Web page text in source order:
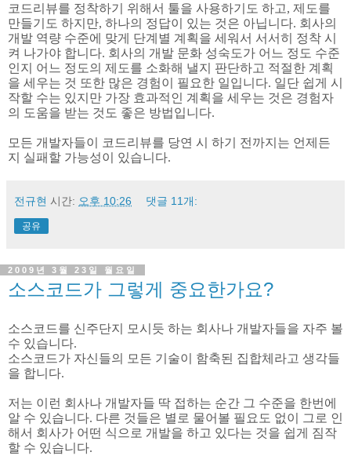
코드리뷰를 정착하기 위해서 툴을 사용하기도 하고, 제도를
만들기도 하지만, 하나의 정답이 있는 것은 아닙니다. 회사의
개발 역량 수준에 맞게 단계별 계획을 세워서 서서히 정착 시
켜 나가야 합니다. 회사의 개발 문화 성숙도가 어느 정도 수준
인지 어느 정도의 제도를 소화해 낼지 판단하고 적절한 계획
을 세우는 것 또한 많은 경험이 필요한 일입니다. 일단 쉽게 시
작할 수는 있지만 가장 효과적인 계획을 세우는 것은 경험자
의 도움을 받는 것도 좋은 방법입니다.
모든 개발자들이 코드리뷰를 당연 시 하기 전까지는 언제든
지 실패할 가능성이 있습니다.
전규현 시간: 오후 10:26 댓글 11개:
공유
2009년 3월 23일 월요일
소스코드가 그렇게 중요한가요?
소스코드를 신주단지 모시듯 하는 회사나 개발자들을 자주 볼
수 있습니다.
소스코드가 자신들의 모든 기술이 함축된 집합체라고 생각들
을 합니다.
저는 이런 회사나 개발자들 딱 접하는 순간 그 수준을 한번에
알 수 있습니다. 다른 것들은 별로 물어볼 필요도 없이 그로 인
해서 회사가 어떤 식으로 개발을 하고 있다는 것을 쉽게 짐작
할 수 있습니다.